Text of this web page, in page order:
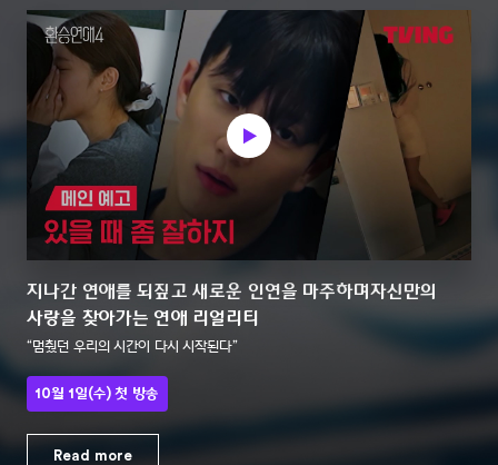
지나간 연애를 되짚고 새로운 인연을 마주하며 자신만의
사랑을 찾아가는 연애 리얼리티
“멈췄던 우리의 시간이 다시 시작된다”
10월 1일(수) 첫 방송
Read more